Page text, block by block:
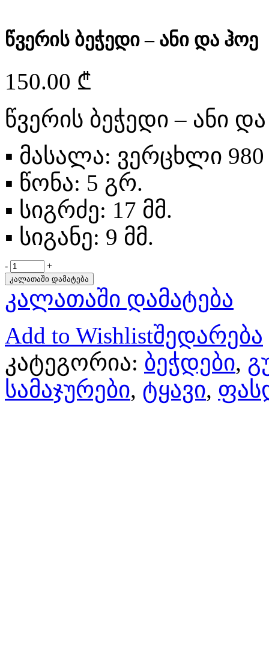
წვერის ბეჭედი – ანი და ჰოე
150.00 ₾
წვერის ბეჭედი – ანი
▪ მასალა: ვერცხლი 980
▪ წონა: 5 გრ.
▪ სიგრძე: 17 მმ.
▪ სიგანე: 9 მმ.
- +
კალათაში დამატება
კალათაში დამატება
Add to Wishlistშედარება
კატეგორია: ბეჭდები,
სამაჯურები, ტყავი,